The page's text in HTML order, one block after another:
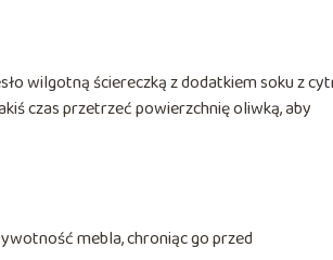
wilgotną ściereczką z dodatkiem soku z
czas przetrzeć powierzchnię oliwką, aby
mebla, chroniąc go przed